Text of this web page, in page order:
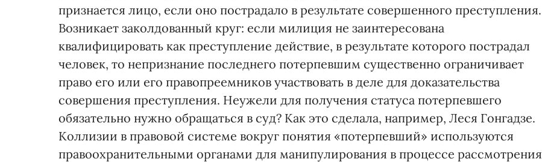
признается лицо, если оно пострадало в результате совершенного преступления.
Возникает заколдованный круг: если милиция не заинтересована
квалифицировать как преступление действие, в результате которого пострадал
человек, то непризнание последнего потерпевшим существенно ограничивает
право его или его правопреемников участвовать в деле для доказательства
совершения преступления. Неужели для получения статуса потерпевшего
обязательно нужно обращаться в суд? Как это сделала, например, Леся Гонгадзе.
Коллизии в правовой системе вокруг понятия «потерпевший» используются
правоохранительными органами для манипулирования в процессе рассмотрения